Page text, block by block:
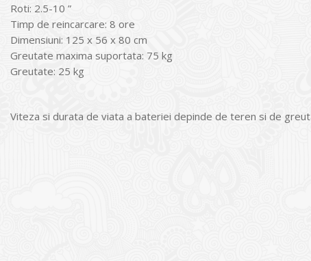
Roti: 2.5-10 ”
Timp de reincarcare: 8 ore
Dimensiuni: 125 x 56 x 80 cm
Greutate maxima suportata: 75 kg
Greutate: 25 kg
Viteza si durata de viata a bateriei depinde de teren si de